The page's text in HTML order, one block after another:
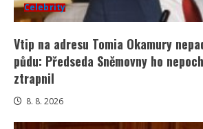
Celebrity
Vtip na adresu Tomia Okamury
půdu: Předseda Sněmovny ho
ztrapnil
8. 8. 2026